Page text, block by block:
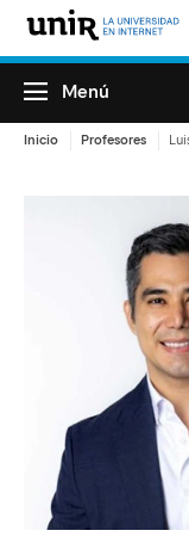
Menú
Inicio Profesores